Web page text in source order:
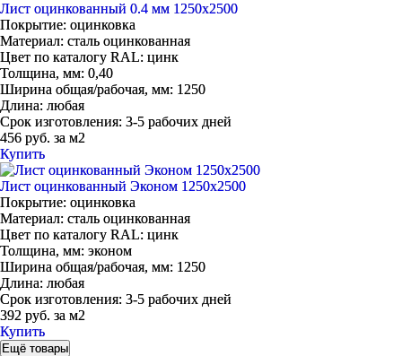
Лист оцинкованный 0.4 мм 1250х2500
Покрытие: оцинковка
Материал: сталь оцинкованная
Цвет по каталогу RAL: цинк
Толщина, мм: 0,40
Ширина общая/рабочая, мм: 1250
Длина: любая
Срок изготовления: 3-5 рабочих дней
456 руб. за м2
Купить
Лист оцинкованный Эконом 1250х2500
Покрытие: оцинковка
Материал: сталь оцинкованная
Цвет по каталогу RAL: цинк
Толщина, мм: эконом
Ширина общая/рабочая, мм: 1250
Длина: любая
Срок изготовления: 3-5 рабочих дней
392 руб. за м2
Купить
Ещё товары